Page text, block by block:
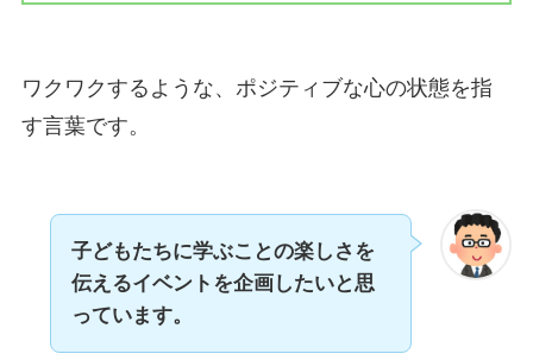
ワクワクするような、ポジティブな心の状態を指
す言葉です。
子どもたちに学ぶことの楽しさを
伝えるイベントを企画したいと思
っています。